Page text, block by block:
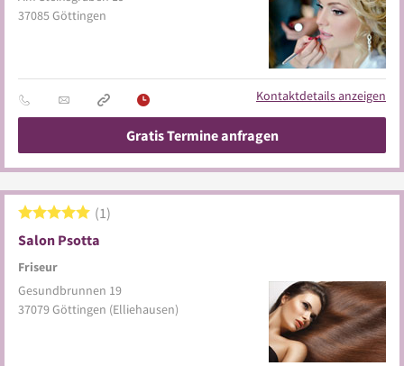
37085Göttingen
Kontaktdetails anzeigen
Gratis Termine anfragen
Salon Psotta
Friseur
1
Gesundbrunnen 19
37079Göttingen (Elliehausen)